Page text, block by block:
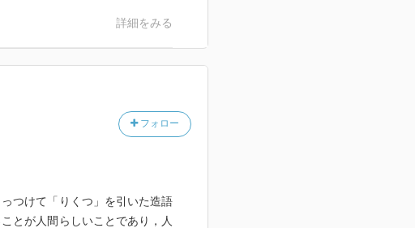
詳細をみる
フォロー
つけて「りくつ」を引いた造語
とが人間らしいことであり，人